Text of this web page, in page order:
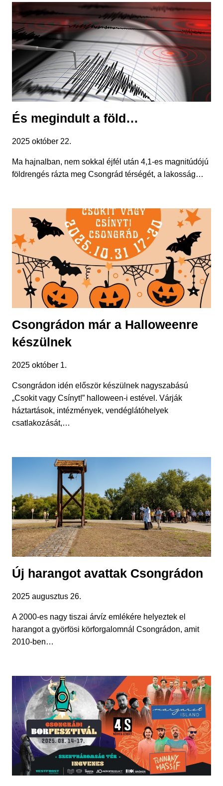
És megindult a föld…
2025 október 22.
Ma hajnalban, nem sokkal éjfél után 4,1-es magnitúdójú
földrengés rázta meg Csongrád térségét, a lakosság…
Csongrádon már a Halloweenre
készülnek
2025 október 1.
Csongrádon idén először készülnek nagyszabású
„Csokit vagy Csínyt!” halloween-i estével. Várják
háztartások, intézmények, vendéglátóhelyek
csatlakozását,…
Új harangot avattak Csongrádon
2025 augusztus 26.
A 2000-es nagy tiszai árvíz emlékére helyeztek el
harangot a györfösi körforgalomnál Csongrádon, amit
2010-ben…